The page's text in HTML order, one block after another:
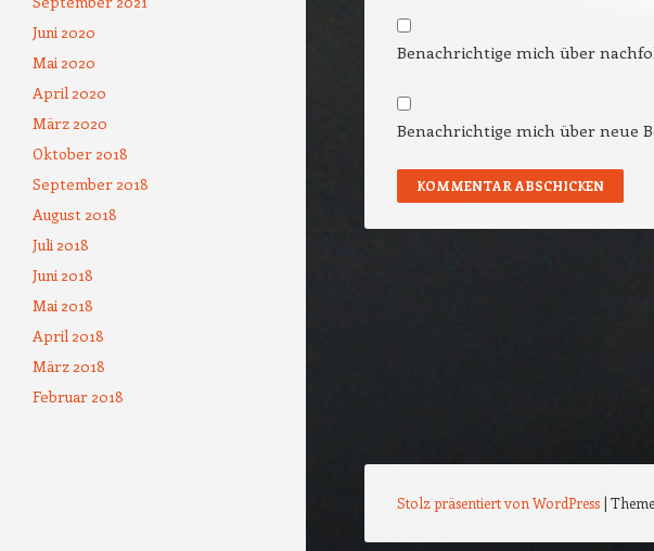
Benachrichtige mich über
Benachrichtige mich über neue
Juni 2020
Mai 2020
April 2020
März 2020
Oktober 2018
September 2018
August 2018
Juli 2018
Juni 2018
Mai 2018
April 2018
März 2018
Februar 2018
Stolz präsentiert von WordPress |